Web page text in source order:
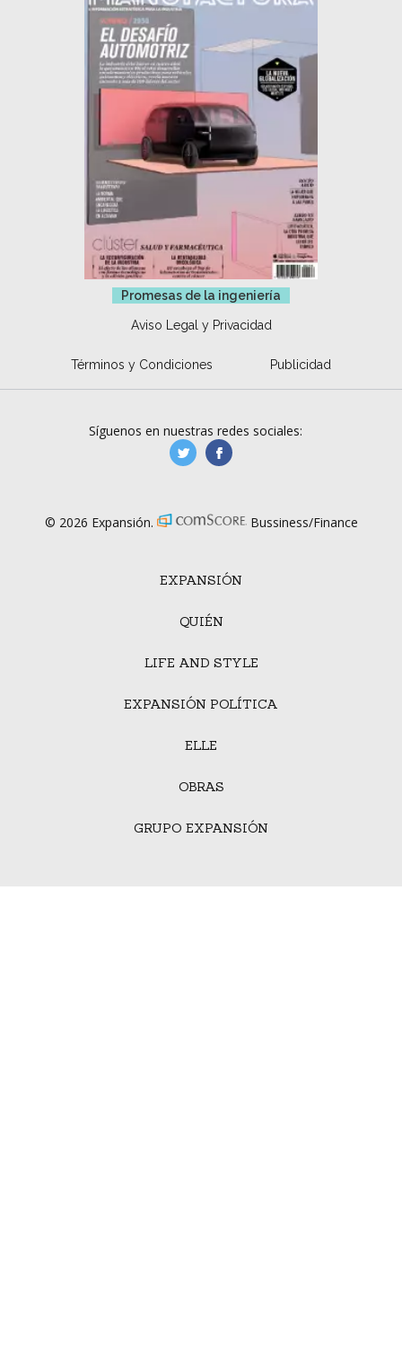
Promesas de la ingeniería
Aviso Legal y Privacidad
Términos y Condiciones Publicidad
EXPANSIÓN
QUIÉN
LIFE AND STYLE
EXPANSIÓN POLÍTICA
ELLE
OBRAS
GRUPO EXPANSIÓN
Síguenos en nuestras redes sociales:
manufacturaGE
© 2026 Expansión. Bussiness/Finance